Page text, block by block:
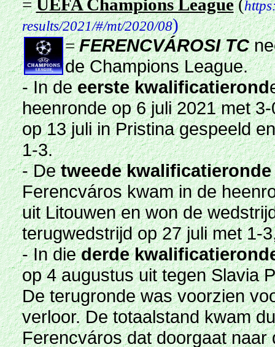
=UEFA Champions League(
results/2021/#/mt/2020/08)
=FERENCVÁROSI TC
de Champions League.
- In deeerste kwalificatierond
heenronde op 6 juli 2021 met
op 13 juli in Pristina gespeeld
1-3.
- Detweede kwalificatieronde
Ferencváros kwam in de
uit Litouwen en won de
terugwedstrijd op 27 juli met 1-
- In diederde
op 4 augustus uit tegen Slavia
De terugronde was voorzien
verloor. De totaalstand kwam
Ferencváros dat doorgaat naar